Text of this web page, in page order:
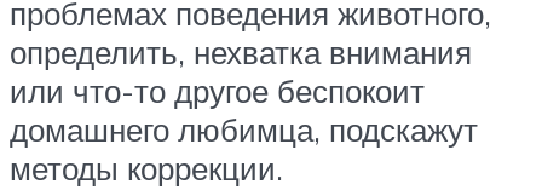
проблемах поведения животного,
определить, нехватка внимания
или что-то другое беспокоит
домашнего любимца, подскажут
методы коррекции.